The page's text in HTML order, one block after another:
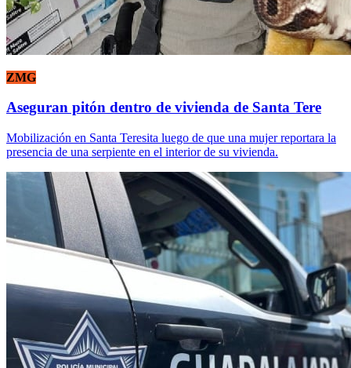
ZMG
Aseguran pitón dentro de vivienda de Santa Tere
Mobilización en Santa Teresita luego de que una mujer reportara la
presencia de una serpiente en el interior de su vivienda.